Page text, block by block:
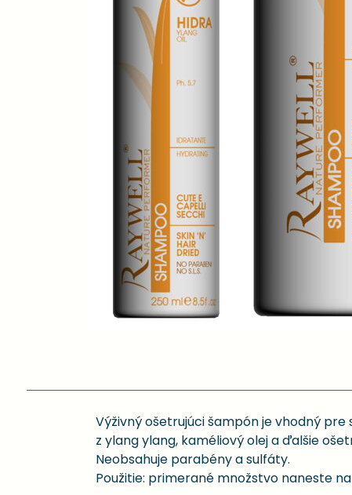
Výživný ošetrujúci šampón je vhodný
z ylang ylang, kaméliový olej a ďalšie
Neobsahuje parabény a sulfáty.
Použitie: primerané množstvo naneste